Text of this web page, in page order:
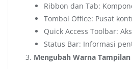
Ribbon dan Tab:
Tombol Office: Pusat
Quick Access Toolbar:
Status Bar: Informasi
Mengubah Warna Tampilan